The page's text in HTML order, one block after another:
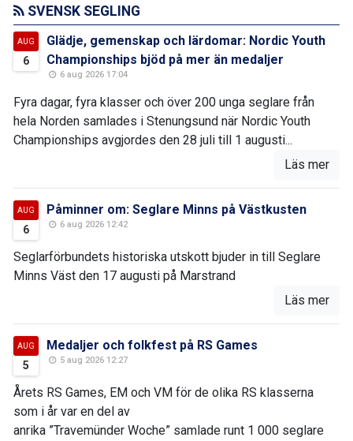
SVENSK SEGLING
AUG
6
Glädje, gemenskap och lärdomar: Nordic Youth
Championships bjöd på mer än medaljer
6 aug 2026 17:04
Fyra dagar, fyra klasser och över 200 unga seglare från
hela Norden samlades i Stenungsund när Nordic Youth
Championships avgjordes den 28 juli till 1 augusti...
Läs mer
AUG
6
Påminner om: Seglare Minns på Västkusten
6 aug 2026 12:42
Seglarförbundets historiska utskott bjuder in till Seglare
Minns Väst den 17 augusti på Marstrand
Läs mer
AUG
5
Medaljer och folkfest på RS Games
5 aug 2026 12:27
Årets RS Games, EM och VM för de olika RS klasserna
som i år var en del av
anrika ”Travemünder Woche” samlade runt 1 000 seglare